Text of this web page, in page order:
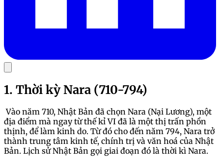
1. Thời kỳ Nara (710-794)
Vào năm 710, Nhật Bản đã chọn Nara (Nại Lương), một
địa điểm mà ngay từ thế kỉ VI đã là một thị trấn phồn
thịnh, để làm kinh do. Từ đó cho đến năm 794, Nara trở
thành trung tâm kinh tế, chính trị và văn hoá của Nhật
Bản. Lịch sử Nhật Bản gọi giai đoạn đó là thời kì Nara.